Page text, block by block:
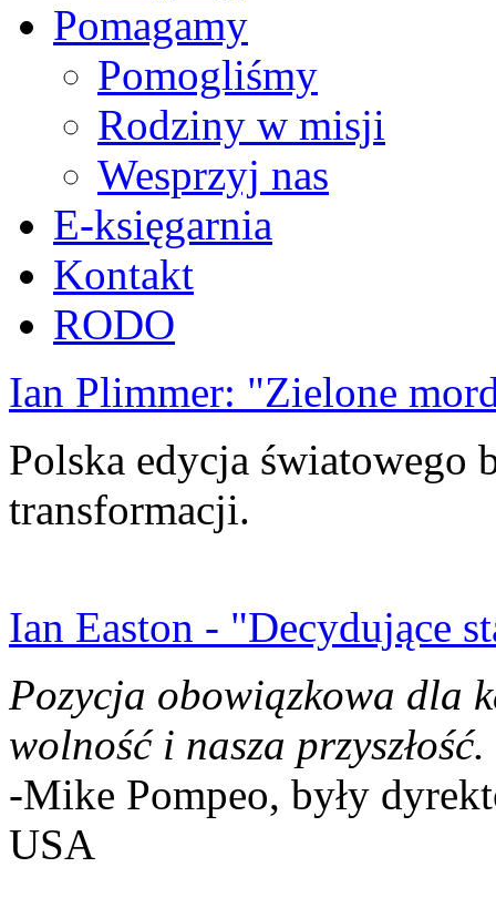
Pomagamy
Pomogliśmy
Rodziny w misji
Wesprzyj nas
E-księgarnia
Kontakt
RODO
Ian Plimmer: "Zielone
Polska edycja światowego
transformacji.
Ian Easton - "Decydujące
Pozycja obowiązkowa dla
wolność i nasza przyszłość.
-Mike Pompeo, były
USA